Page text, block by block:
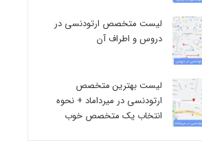
لیست متخصص ارتودنسی در
دروس و اطراف آن
لیست بهترین متخصص
ارتودنسی در میرداماد + نحوه
انتخاب یک متخصص خوب